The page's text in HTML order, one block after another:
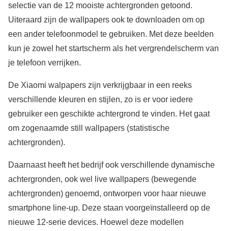
selectie van de 12 mooiste achtergronden getoond.
Uiteraard zijn de wallpapers ook te downloaden om op
een ander telefoonmodel te gebruiken. Met deze beelden
kun je zowel het startscherm als het vergrendelscherm van
je telefoon verrijken.
De Xiaomi walpapers zijn verkrijgbaar in een reeks
verschillende kleuren en stijlen, zo is er voor iedere
gebruiker een geschikte achtergrond te vinden. Het gaat
om zogenaamde still wallpapers (statistische
achtergronden).
Daarnaast heeft het bedrijf ook verschillende dynamische
achtergronden, ook wel live wallpapers (bewegende
achtergronden) genoemd, ontworpen voor haar nieuwe
smartphone line-up. Deze staan voorgeïnstalleerd op de
nieuwe 12-serie devices. Hoewel deze modellen